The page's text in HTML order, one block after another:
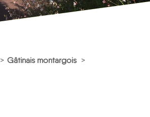
Gâtinais montargois